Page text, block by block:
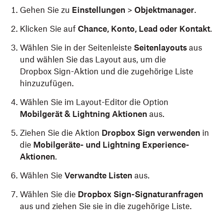
Gehen Sie zu Einstellungen > Objektmanager.
Klicken Sie auf Chance, Konto, Lead oder Kontakt.
Wählen Sie in der Seitenleiste Seitenlayouts aus
und wählen Sie das Layout aus, um die
Dropbox Sign-Aktion und die zugehörige Liste
hinzuzufügen.
Wählen Sie im Layout-Editor die Option
Mobilgerät & Lightning Aktionen aus.
Ziehen Sie die Aktion Dropbox Sign verwenden in
die Mobilgeräte- und Lightning Experience-
Aktionen.
Wählen Sie Verwandte Listen aus.
Wählen Sie die Dropbox Sign-Signaturanfragen
aus und ziehen Sie sie in die zugehörige Liste.